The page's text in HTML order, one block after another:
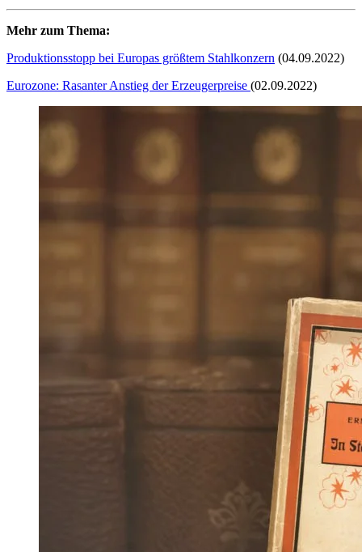
Mehr zum Thema:
Produktionsstopp bei Europas größtem Stahlkonzern (04.09.2022)
Eurozone: Rasanter Anstieg der Erzeugerpreise (02.09.2022)